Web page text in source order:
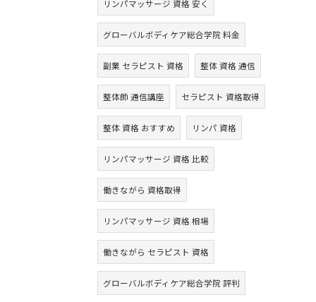
リンパマッサージ 資格 安く
グローバルボディケア総合学院 料金
副業 セラピスト 資格 整体 資格 通信
整体師 通信講座 セラピスト 資格取得
整体 資格 おすすめ リンパ 資格
リンパマッサージ 資格 比較
働きながら 資格取得
リンパマッサージ 資格 相場
働きながら セラピスト 資格
グローバルボディケア総合学院 評判